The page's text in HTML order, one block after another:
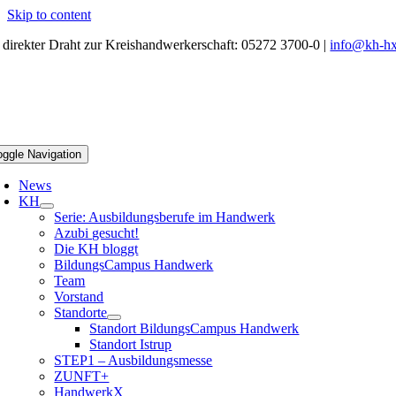
Skip to content
Draht zur Kreishandwerkerschaft: 05272 3700-0 |info@kh-
Navigation
News
KH
Serie: Ausbildungsberufe im Handwerk
Azubi gesucht!
Die KH bloggt
BildungsCampus Handwerk
Team
Vorstand
Standorte
Standort BildungsCampus Handwerk
Standort Istrup
STEP1 – Ausbildungsmesse
ZUNFT+
HandwerkX